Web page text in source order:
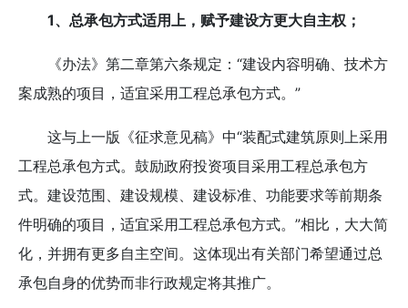
1、总承包方式适用上，赋予建设方更大自主权；
《办法》第二章第六条规定：“建设内容明确、技术方
案成熟的项目，适宜采用工程总承包方式。”
这与上一版《征求意见稿》中“装配式建筑原则上采用
工程总承包方式。鼓励政府投资项目采用工程总承包方
式。建设范围、建设规模、建设标准、功能要求等前期条
件明确的项目，适宜采用工程总承包方式。”相比，大大简
化，并拥有更多自主空间。这体现出有关部门希望通过总
承包自身的优势而非行政规定将其推广。